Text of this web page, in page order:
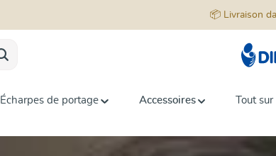
📦 Livraison
Écharpes de portage Accessoires Tout